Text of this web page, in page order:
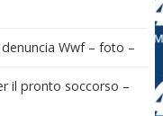
Wwf – foto –
il pronto soccorso –